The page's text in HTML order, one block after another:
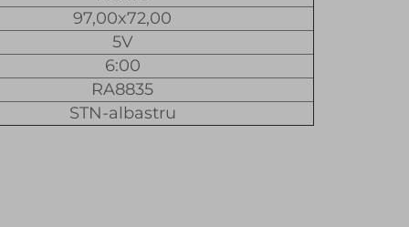
97,00x72,00
5V
6:00
RA8835
STN-albastru